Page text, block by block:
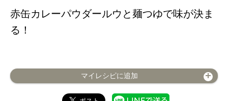
赤缶カレーパウダールウと麺つゆで味が決ま
る！
マイレシピに追加